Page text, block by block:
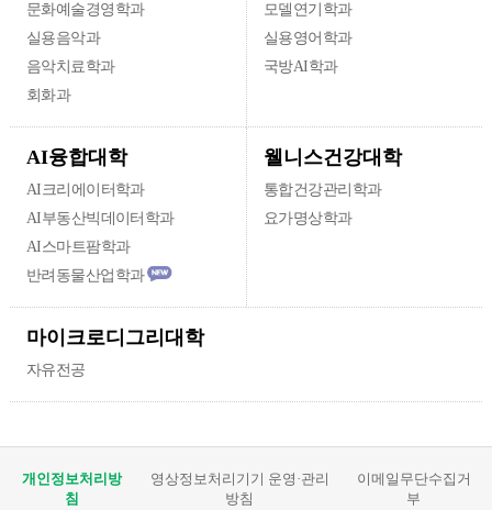
문화예술경영학과
실용음악과
음악치료학과
회화과
모델연기학과
실용영어학과
국방AI학과
AI융합대학
AI크리에이터학과
AI부동산빅데이터학과
AI스마트팜학과
반려동물산업학과
웰니스건강대학
통합건강관리학과
요가명상학과
마이크로디그리대학
자유전공
개인정보처리방
침
영상정보처리기기 운영·관리
방침
이메일무단수집거
부